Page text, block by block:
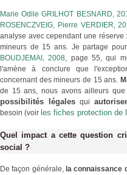
Marie Odile GRILHOT BESNARD,
ROSENCZVEIG, Pierre VERDIER,
analyse avec cependant une
mineurs de 15 ans. Je partage
BOUDJEMAI, 2008, page 55, qui
l'amène à conclure que
concernant des mineurs de 15 ans.
de 15 ans, nous avons ailleurs
possibilités légales qui
besoin (voir les fiches protection de
Quel impact a cette question
social ?
De façon générale,la connaissance